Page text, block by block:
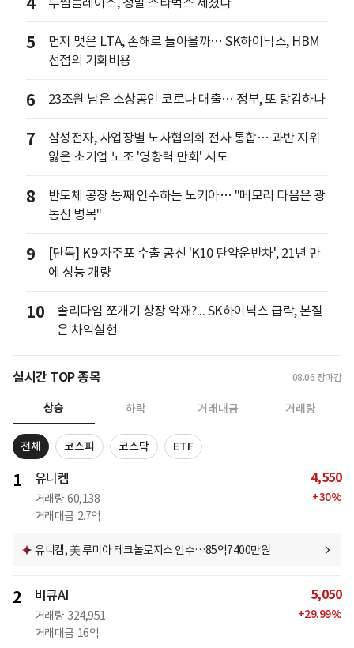
5
먼저 맺은 LTA, 손해로 돌아올까… SK하이닉스, HBM
선점의 기회비용
6 23조원 남은 소상공인 코로나 대출… 정부, 또 탕감하나
7
삼성전자, 사업장별 노사협의회 전사 통합… 과반 지위
잃은 초기업 노조 '영향력 만회' 시도
8
반도체 공장 통째 인수하는 노키아… "메모리 다음은 광
통신 병목"
9
[단독] K9 자주포 수출 공신 'K10 탄약운반차', 21년 만
에 성능 개량
10
솔리다임 쪼개기 상장 악재?... SK하이닉스 급락, 본질
은 차익실현
실시간 TOP 종목 08.06 장마감
상승 하락 거래대금 거래량
전체 코스피 코스닥 ETF
1 유니켐
거래량 60,138
거래대금 2.7억
4,550
+30%
유니켐, 美 루미아 테크놀로지스 인수…85억7400만원
2 비큐AI
거래량 324,951
거래대금 16억
5,050
+29.99%